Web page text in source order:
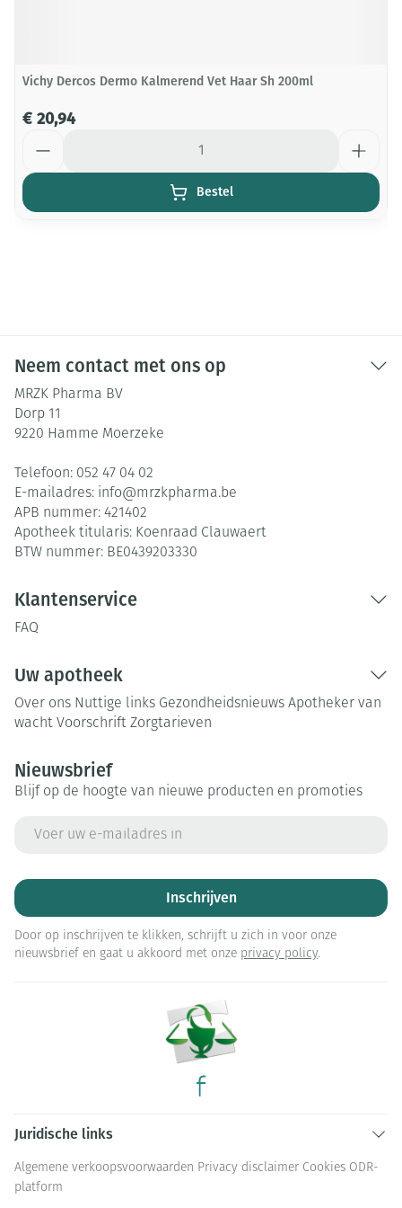
Vichy Dercos Dermo Kalmerend Vet Haar Sh 200ml
€ 20,94
Bestel
Neem contact met ons op
MRZK Pharma BV
Dorp 11
9220 Hamme Moerzeke
Telefoon: 052 47 04 02
E-mailadres: info@mrzkpharma.be
APB nummer: 421402
Apotheek titularis: Koenraad Clauwaert
BTW nummer: BE0439203330
Klantenservice
FAQ
Uw apotheek
Over ons Nuttige links Gezondheidsnieuws Apotheker van
wacht Voorschrift Zorgtarieven
Nieuwsbrief
Blijf op de hoogte van nieuwe producten en promoties
Inschrijven
Door op inschrijven te klikken, schrijft u zich in voor onze
nieuwsbrief en gaat u akkoord met onze privacy policy.
Juridische links
Algemene verkoopsvoorwaarden Privacy disclaimer Cookies ODR-
platform